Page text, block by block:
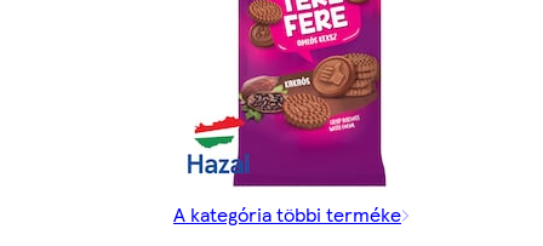
A kategória többi terméke